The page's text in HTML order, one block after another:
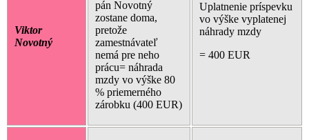
Viktor
Novotný
pán Novotný
zostane doma,
pretože
zamestnávateľ
nemá pre neho
prácu= náhrada
mzdy vo výške 80
% priemerného
zárobku (400 EUR)
Uplatnenie príspevku
vo výške vyplatenej
náhrady mzdy
= 400 EUR